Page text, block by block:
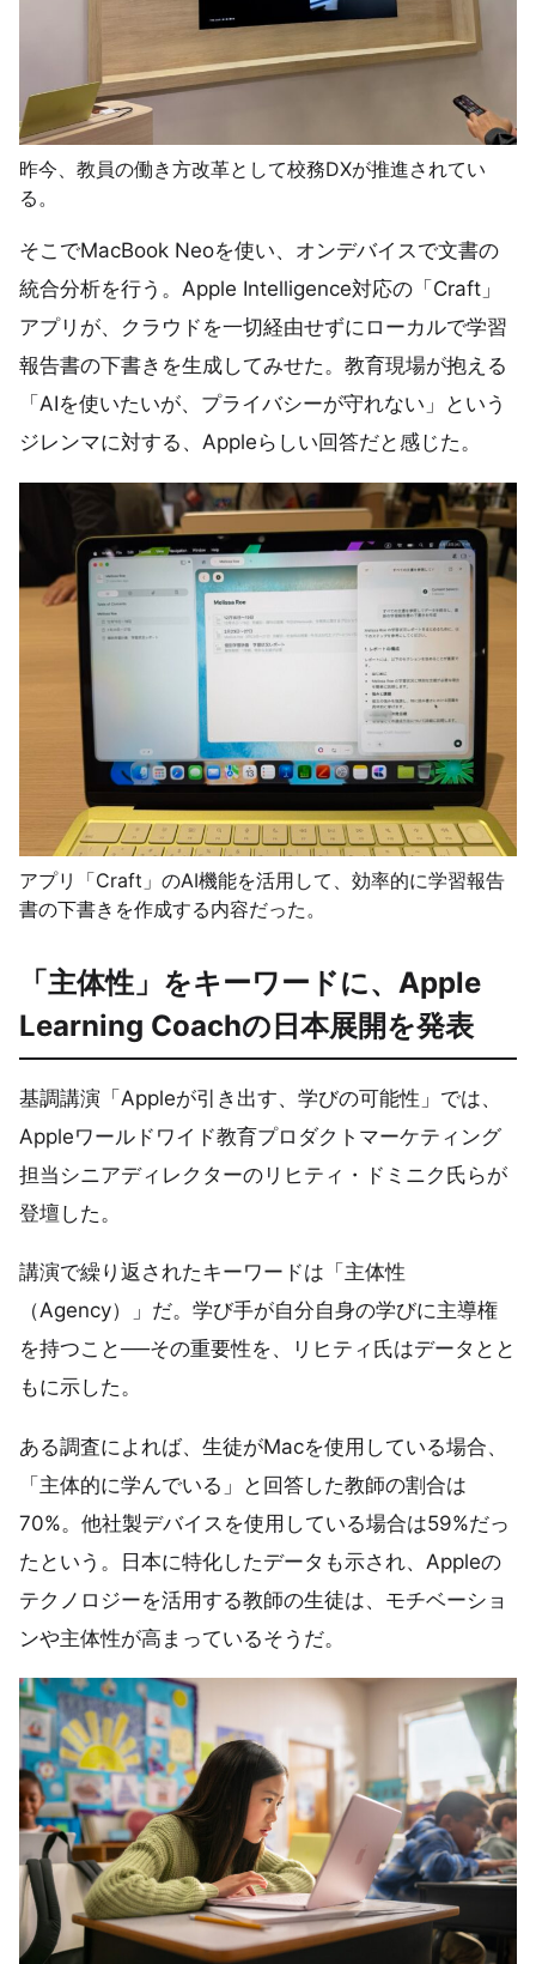
昨今、教員の働き方改革として校務DXが推進されてい
る。
そこでMacBook Neoを使い、オンデバイスで文書の
統合分析を行う。Apple Intelligence対応の「Craft」
アプリが、クラウドを一切経由せずにローカルで学習
報告書の下書きを生成してみせた。教育現場が抱える
「AIを使いたいが、プライバシーが守れない」という
ジレンマに対する、Appleらしい回答だと感じた。
アプリ「Craft」のAI機能を活用して、効率的に学習報告
書の下書きを作成する内容だった。
「主体性」をキーワードに、Apple
Learning Coachの日本展開を発表
基調講演「Appleが引き出す、学びの可能性」では、
Appleワールドワイド教育プロダクトマーケティング
担当シニアディレクターのリヒティ・ドミニク氏らが
登壇した。
講演で繰り返されたキーワードは「主体性
（Agency）」だ。学び手が自分自身の学びに主導権
を持つこと──その重要性を、リヒティ氏はデータとと
もに示した。
ある調査によれば、生徒がMacを使用している場合、
「主体的に学んでいる」と回答した教師の割合は
70%。他社製デバイスを使用している場合は59%だっ
たという。日本に特化したデータも示され、Appleの
テクノロジーを活用する教師の生徒は、モチベーショ
ンや主体性が高まっているそうだ。